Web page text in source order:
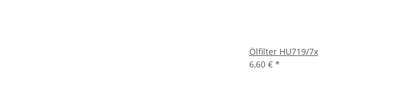
Ölfilter HU719/7x
6,60 € *